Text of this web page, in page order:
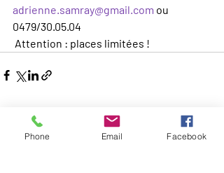
adrienne.samray@gmail.com ou
0479/30.05.04
Attention : places limitées !
Posts récents Voir tout
Phone Email Facebook